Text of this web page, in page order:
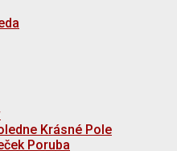
Krásné Pole
Poruba